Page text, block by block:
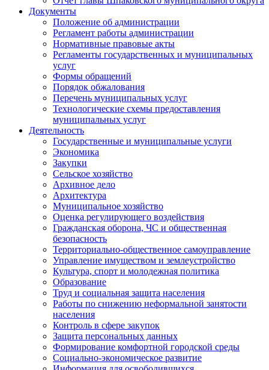
Документы
Положение об администрации
Регламент работы администрации
Нормативные правовые акты
Регламенты государственных и муниципальных
услуг
Формы обращений
Порядок обжалования
Перечень муниципальных услуг
Технологические схемы предоставления
муниципальных услуг
Деятельность
Государственные и муниципальные услуги
Экономика
Закупки
Сельское хозяйство
Архивное дело
Архитектура
Муниципальное хозяйство
Оценка регулирующего воздействия
Гражданская оборона, ЧС и общественная
безопасность
Территориально-общественное самоуправление
Управление имуществом и землеустройство
Культура, спорт и молодежная политика
Образование
Труд и социальная защита населения
Работы по снижению неформальной занятости
населения
Контроль в сфере закупок
Защита персональных данных
Формирование комфортной городской среды
Социально-экономическое развитие